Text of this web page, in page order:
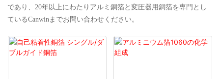
であり、20年以上にわたりアルミ銅箔と変圧器用銅箔を専門とし
ているCanwinまでお問い合わせください。